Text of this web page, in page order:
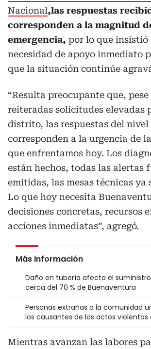
Nacional,las respuestas
corresponden a la magnitud
emergencia, por lo que insistió
necesidad de apoyo inmediato
que la situación continúe
“Resulta preocupante que, pese
reiteradas solicitudes elevadas
distrito, las respuestas del
corresponden a la urgencia de
que enfrentamos hoy. Los
están hechos, todas las alertas
emitidas, las mesas técnicas ya
Lo que hoy necesita
decisiones concretas, recursos
acciones inmediatas”, agregó.
Más información
Daño en tubería afecta el
cerca del 70 % de Buenaventura
Personas extrañas a la comunidad
los causantes de los actos violentos
Mientras avanzan las labores